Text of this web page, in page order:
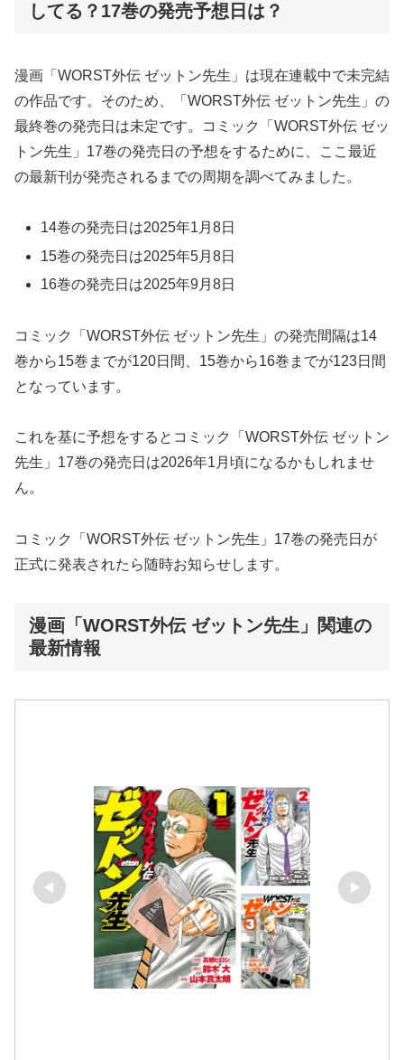
してる？17巻の発売予想日は？
漫画「WORST外伝 ゼットン先生」は現在連載中で未完結
の作品です。そのため、「WORST外伝 ゼットン先生」の
最終巻の発売日は未定です。コミック「WORST外伝 ゼッ
トン先生」17巻の発売日の予想をするために、ここ最近
の最新刊が発売されるまでの周期を調べてみました。
14巻の発売日は2025年1月8日
15巻の発売日は2025年5月8日
16巻の発売日は2025年9月8日
コミック「WORST外伝 ゼットン先生」の発売間隔は14
巻から15巻までが120日間、15巻から16巻までが123日間
となっています。
これを基に予想をするとコミック「WORST外伝 ゼットン
先生」17巻の発売日は2026年1月頃になるかもしれませ
ん。
コミック「WORST外伝 ゼットン先生」17巻の発売日が
正式に発表されたら随時お知らせします。
漫画「WORST外伝 ゼットン先生」関連の
最新情報